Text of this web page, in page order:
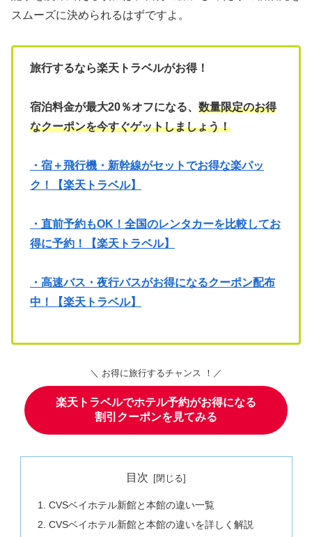
スムーズに決められるはずですよ。
旅行するなら楽天トラベルがお得！
宿泊料金が最大20％オフになる、 数量限定のお得
なクーポンを今すぐゲットしましょう！
・宿＋飛行機・新幹線がセットでお得な楽パッ
ク！【楽天トラベル】
・直前予約もOK！全国のレンタカーを比較してお
得に予約！【楽天トラベル】
・高速バス・夜行バスがお得になるクーポン配布
中！【楽天トラベル】
＼ お得に旅行するチャンス ！／
楽天トラベルでホテル予約がお得になる
割引クーポンを見てみる
目次
CVSベイホテル新館と本館の違い一覧
CVSベイホテル新館と本館の違いを詳しく解説